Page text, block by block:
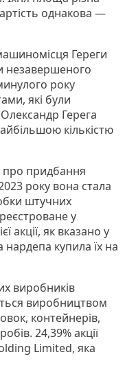
однакова —
Гереги
незавершеного
року
які були
Герега
кількістю
про придбання
року вона стала
штучних
у
акції, як вказано у
купила їх на
виробників
виробництвом
контейнерів,
24,39% акції
Limited, яка